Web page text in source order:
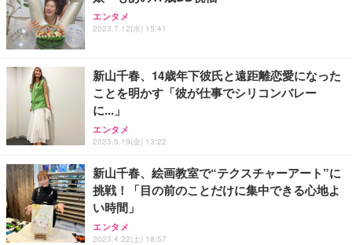
エンタメ
2023.7.12(水) 15:41
新山千春、14歳年下彼氏と遠距離恋愛になった
ことを明かす「彼が仕事でシリコンバレー
に...」
エンタメ
2023.5.19(金) 13:22
新山千春、絵画教室で“テクスチャーアート”に
挑戦！「目の前のことだけに集中できる心地よ
い時間」
エンタメ
2023.4.22(土) 18:57